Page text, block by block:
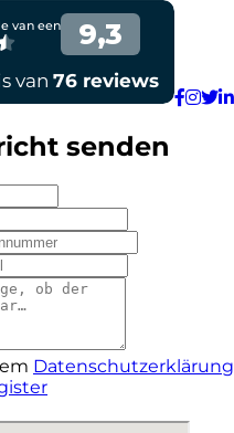
senden
Datenschutzerklärung